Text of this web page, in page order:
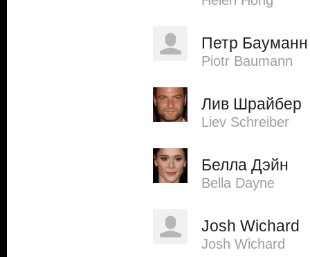
Петр Бауманн
Piotr Baumann
Лив Шрайбер
Liev Schreiber
Белла Дэйн
Bella Dayne
Josh Wichard
Josh Wichard